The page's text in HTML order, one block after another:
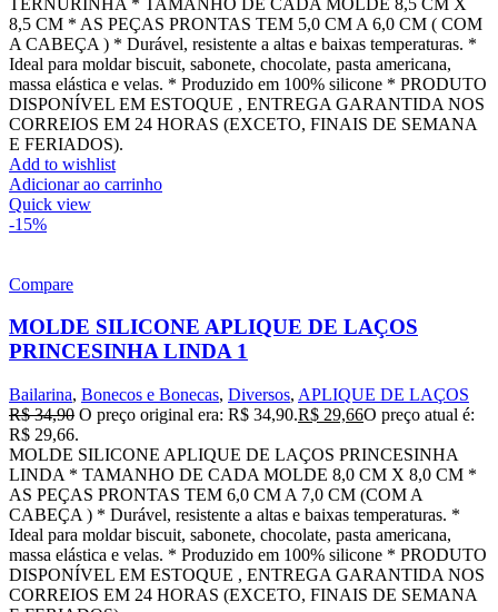
8,5 CM * AS PEÇAS PRONTAS TEM 5,0 CM A 6,0 CM ( COM
A CABEÇA ) * Durável, resistente a altas e baixas temperaturas. *
Ideal para moldar biscuit, sabonete, chocolate, pasta americana,
massa elástica e velas. * Produzido em 100% silicone * PRODUTO
DISPONÍVEL EM ESTOQUE , ENTREGA GARANTIDA NOS
CORREIOS EM 24 HORAS (EXCETO, FINAIS DE SEMANA
E FERIADOS).
Add to wishlist
Adicionar ao carrinho
Quick view
-15%
Compare
MOLDE SILICONE APLIQUE DE LAÇOS
PRINCESINHA LINDA 1
Bailarina, Bonecos e Bonecas, Diversos, APLIQUE DE LAÇOS
R$34,90 O preço original era: R$ 34,90.R$ 29,66O preço atual é:
R$ 29,66.
MOLDE SILICONE APLIQUE DE LAÇOS PRINCESINHA
LINDA * TAMANHO DE CADA MOLDE 8,0 CM X 8,0 CM *
AS PEÇAS PRONTAS TEM 6,0 CM A 7,0 CM (COM A
CABEÇA ) * Durável, resistente a altas e baixas temperaturas. *
Ideal para moldar biscuit, sabonete, chocolate, pasta americana,
massa elástica e velas. * Produzido em 100% silicone * PRODUTO
DISPONÍVEL EM ESTOQUE , ENTREGA GARANTIDA NOS
CORREIOS EM 24 HORAS (EXCETO, FINAIS DE SEMANA